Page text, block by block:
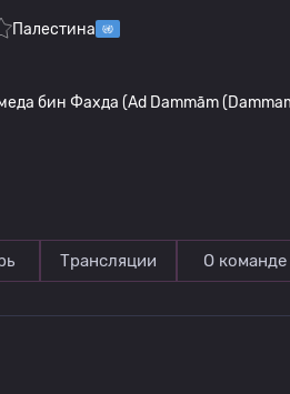
Палестина
бин Фахда (Ad Dammām
Трансляции О команде